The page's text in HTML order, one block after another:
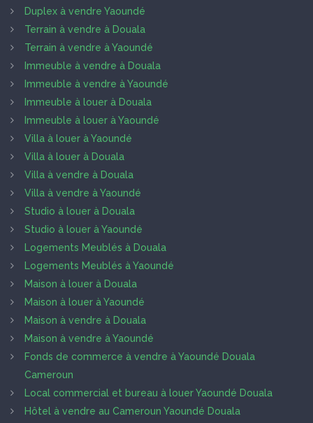
Duplex à vendre Yaoundé
Terrain à vendre à Douala
Terrain à vendre à Yaoundé
Immeuble à vendre à Douala
Immeuble à vendre à Yaoundé
Immeuble à louer à Douala
Immeuble à louer à Yaoundé
Villa à louer à Yaoundé
Villa à louer à Douala
Villa à vendre à Douala
Villa à vendre à Yaoundé
Studio à louer à Douala
Studio à louer à Yaoundé
Logements Meublés à Douala
Logements Meublés à Yaoundé
Maison à louer à Douala
Maison à louer à Yaoundé
Maison à vendre à Douala
Maison à vendre à Yaoundé
Fonds de commerce à vendre à Yaoundé Douala
Cameroun
Local commercial et bureau à louer Yaoundé Douala
Hôtel à vendre au Cameroun Yaoundé Douala